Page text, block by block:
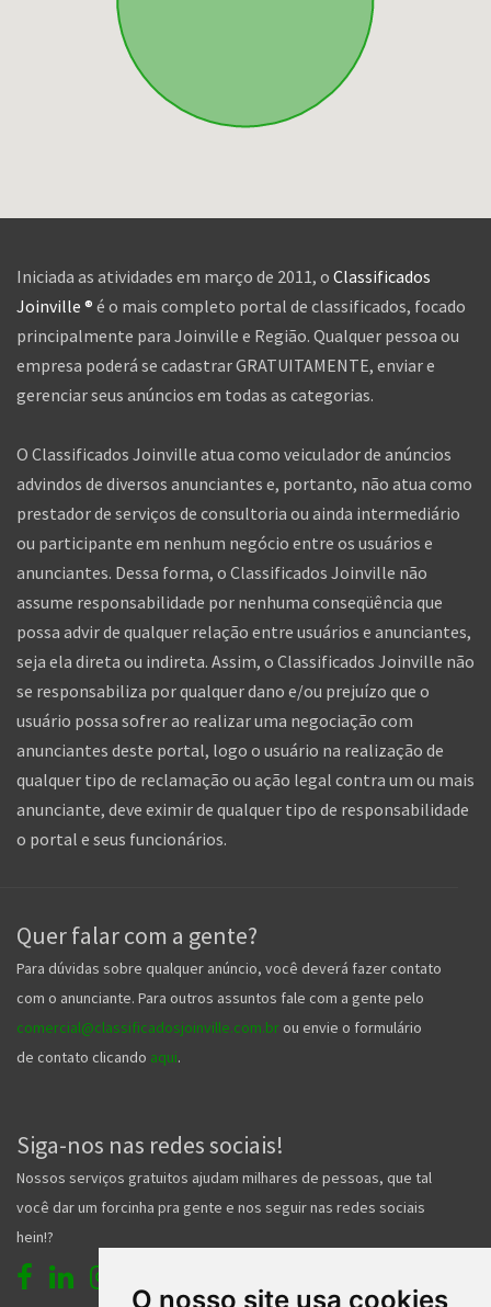
O nosso site usa cookies
Iniciada as atividades em março de 2011, o Classificados
Joinville ® é o mais completo portal de classificados, focado
principalmente para Joinville e Região. Qualquer pessoa ou
empresa poderá se cadastrar GRATUITAMENTE, enviar e
gerenciar seus anúncios em todas as categorias.
O Classificados Joinville atua como veiculador de anúncios
advindos de diversos anunciantes e, portanto, não atua como
prestador de serviços de consultoria ou ainda intermediário
ou participante em nenhum negócio entre os usuários e
anunciantes. Dessa forma, o Classificados Joinville não
assume responsabilidade por nenhuma conseqüência que
possa advir de qualquer relação entre usuários e anunciantes,
seja ela direta ou indireta. Assim, o Classificados Joinville não
se responsabiliza por qualquer dano e/ou prejuízo que o
usuário possa sofrer ao realizar uma negociação com
anunciantes deste portal, logo o usuário na realização de
qualquer tipo de reclamação ou ação legal contra um ou mais
anunciante, deve eximir de qualquer tipo de responsabilidade
o portal e seus funcionários.
Quer falar com a gente?
Para dúvidas sobre qualquer anúncio, você deverá fazer contato
com o anunciante. Para outros assuntos fale com a gente pelo
comercial@classificadosjoinville.com.br ou envie o formulário
de contato clicando aqui.
Siga-nos nas redes sociais!
Nossos serviços gratuitos ajudam milhares de pessoas, que tal
você dar um forcinha pra gente e nos seguir nas redes sociais
hein!?